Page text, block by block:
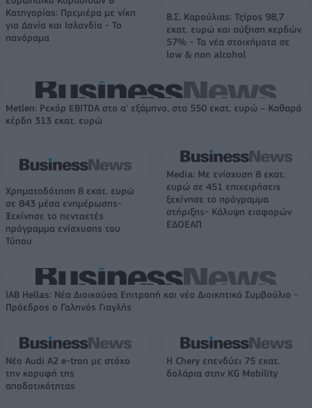
Κατηγορίας: Πρεμιέρα με νίκη
για Δανία και Ισλανδία - Το
πανόραμα
Β.Σ. Καρούλιας: Τζίρος 98,7
εκατ. ευρώ και αύξηση κερδών
57% - Τα νέα στοιχήματα σε
low & non alcohol
Metlen: Ρεκόρ EBITDA στο α' εξάμηνο, στα 550 εκατ. ευρώ – Καθαρά
κέρδη 313 εκατ. ευρώ
Χρηματοδότηση 8 εκατ. ευρώ
σε 843 μέσα ενημέρωσης-
Ξεκίνησε το πενταετές
πρόγραμμα ενίσχυσης του
Τύπου
Media: Με ενίσχυση 8 εκατ.
ευρώ σε 451 επιχειρήσεις
ξεκίνησε το πρόγραμμα
στήριξης- Κάλυψη εισφορών
ΕΔΟΕΑΠ
IAB Hellas: Νέα Διοικούσα Επιτροπή και νέο Διοικητικό Συμβούλιο -
Πρόεδρος ο Γαληνός Γιαγλής
Νέο Audi A2 e-tron με στόχο
την κορυφή της
αποδοτικότητας
Η Chery επενδύει 75 εκατ.
δολάρια στην KG Mobility